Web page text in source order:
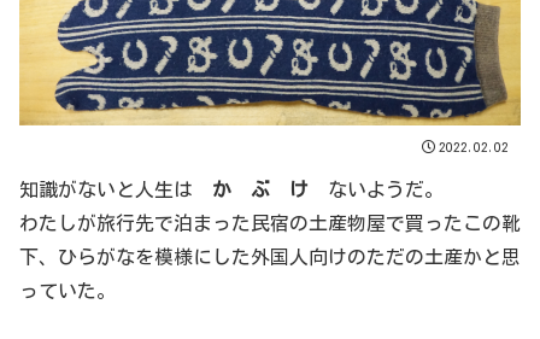
2022.02.02
知識がないと人生は か ぶ け ないようだ。
わたしが旅行先で泊まった民宿の土産物屋で買ったこの靴
下、ひらがなを模様にした外国人向けのただの土産かと思
っていた。